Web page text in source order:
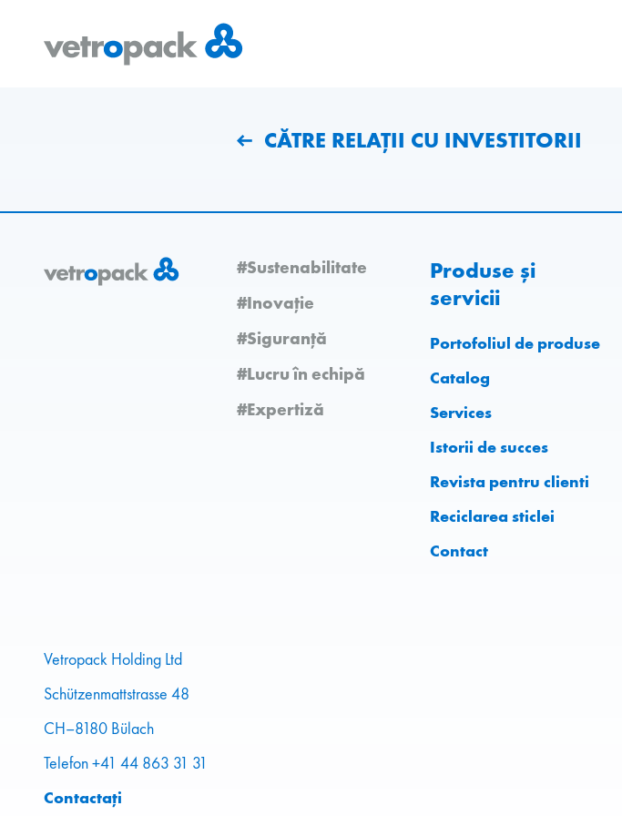
CĂTRE RELAȚII CU INVESTITORII
#Sustenabilitate
#Inovație
#Siguranță
#Lucru în echipă
#Expertiză
Produse și
servicii
Portofoliul de produse
Catalog
Services
Istorii de succes
Revista pentru clienti
Reciclarea sticlei
Contact
Vetropack Holding Ltd
Schützenmattstrasse 48
CH–8180 Bülach
Telefon +41 44 863 31 31
Contactați